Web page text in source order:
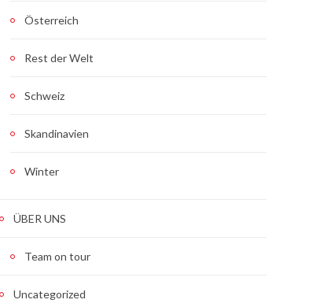
Österreich
Rest der Welt
Schweiz
Skandinavien
Winter
ÜBER UNS
Team on tour
Uncategorized